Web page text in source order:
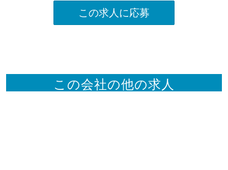
この求人に応募
この会社の他の求人